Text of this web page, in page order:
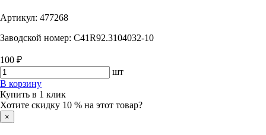
Артикул: 477268
Заводской номер: C41R92.3104032-10
100 ₽
шт
В корзину
Купить в 1 клик
Хотите скидку 10 % на этот товар?
×